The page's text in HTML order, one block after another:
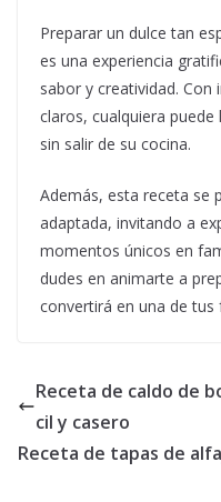
Preparar un dulce tan
es una experiencia
sabor y creatividad. Con
claros, cualquiera
sin salir de su cocina.
Además, esta receta se
adaptada, invitando a
momentos únicos en
dudes en animarte a
convertirá en una de tus
Receta de caldo de
cil y casero
Receta de tapas de